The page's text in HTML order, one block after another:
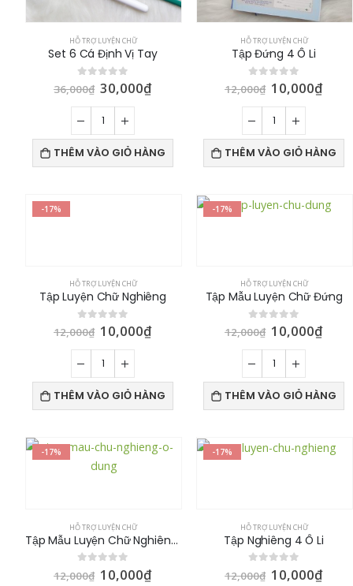
HỖ TRỢ LUYỆN CHỮ
Set 6 Cá Định Vị Tay
out of 5
36,000₫ 30,000₫
THÊM VÀO GIỎ HÀNG
HỖ TRỢ LUYỆN CHỮ
Tập Đứng 4 Ô Li
out of 5
12,000₫ 10,000₫
THÊM VÀO GIỎ HÀNG
-17%
HỖ TRỢ LUYỆN CHỮ
Tập Luyện Chữ Nghiêng
out of 5
12,000₫ 10,000₫
THÊM VÀO GIỎ HÀNG
-17%
HỖ TRỢ LUYỆN CHỮ
Tập Mẫu Luyện Chữ Đứng
out of 5
12,000₫ 10,000₫
THÊM VÀO GIỎ HÀNG
-17%
HỖ TRỢ LUYỆN CHỮ
Tập Mẫu Luyện Chữ Nghiêng Đường Kẻ Đứng
out of 5
12,000₫ 10,000₫
-17%
HỖ TRỢ LUYỆN CHỮ
Tập Nghiêng 4 Ô Li
out of 5
12,000₫ 10,000₫